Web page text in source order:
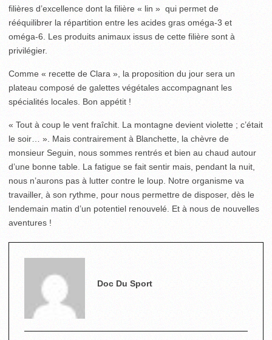
filières d’excellence dont la filière « lin » qui permet de
rééquilibrer la répartition entre les acides gras oméga-3 et
oméga-6. Les produits animaux issus de cette filière sont à
privilégier.
Comme « recette de Clara », la proposition du jour sera un
plateau composé de galettes végétales accompagnant les
spécialités locales. Bon appétit !
« Tout à coup le vent fraîchit. La montagne devient violette ; c’était
le soir… ». Mais contrairement à Blanchette, la chèvre de
monsieur Seguin, nous sommes rentrés et bien au chaud autour
d’une bonne table. La fatigue se fait sentir mais, pendant la nuit,
nous n’aurons pas à lutter contre le loup. Notre organisme va
travailler, à son rythme, pour nous permettre de disposer, dès le
lendemain matin d’un potentiel renouvelé. Et à nous de nouvelles
aventures !
Doc Du Sport